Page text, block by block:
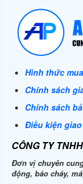
Hình thức
Chính sách
Chính sách
Điều kiện
CÔNG TY
Đơn vị chuyên
động, báo cháy,